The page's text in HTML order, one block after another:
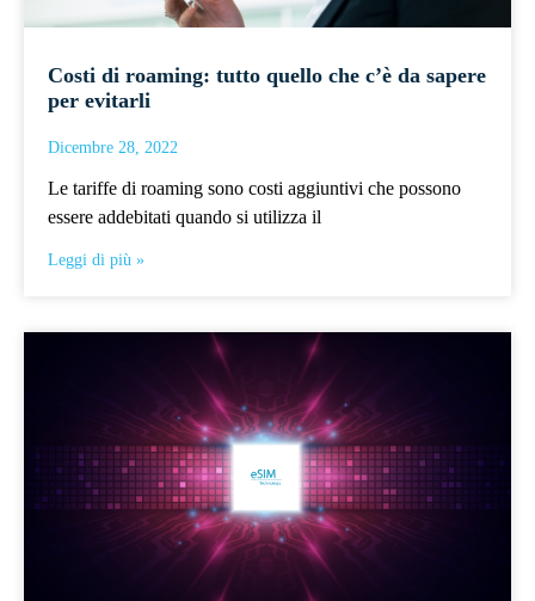
Costi di roaming: tutto quello che c’è da sapere
per evitarli
Dicembre 28, 2022
Le tariffe di roaming sono costi aggiuntivi che possono
essere addebitati quando si utilizza il
Leggi di più »